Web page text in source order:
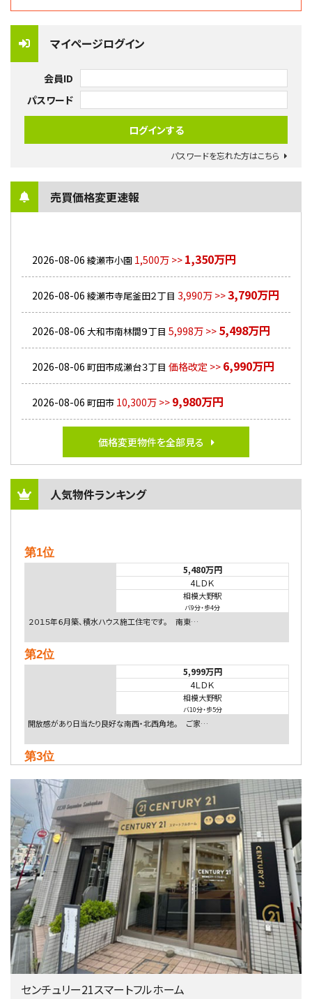
マイページログイン
会員ID
パスワード
パスワードを忘れた方はこちら
売買価格変更速報
2026-08-06 綾瀬市小園 1,500万 >> 1,350万円
2026-08-06 綾瀬市寺尾釜田２丁目 3,990万 >>3,790万円
2026-08-06 大和市南林間９丁目 5,998万 >> 5,498万円
2026-08-06 町田市成瀬台３丁目 価格改定 >> 6,990万円
2026-08-06 町田市 10,300万 >> 9,980万円
価格変更物件を全部見る
人気物件ランキング
第1位
5,480万円
4ＬＤＫ
相模大野駅
バ9分・歩4分
２０１５年６月築、積水ハウス施工住宅です。 南東…
第2位
5,999万円
4ＬＤＫ
相模大野駅
バ10分・歩5分
開放感があり日当たり良好な南西・北西角地。 ご家…
第3位
4ＬＤＫ
淵野辺駅
歩17分
南側道路に面しており日当たり良好。 キッチンから…
第4位
3,680万円
4ＳＬＤＫ
海老名駅
バ15分・歩1分
リビングダイニング部分の床暖房完備 車並列2台駐…
第5位
3,680万円
センチュリー21スマートフルホーム